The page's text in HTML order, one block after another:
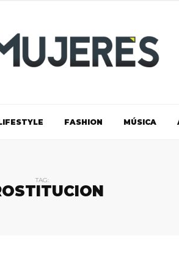
FASHION MÚSICA
TAG: